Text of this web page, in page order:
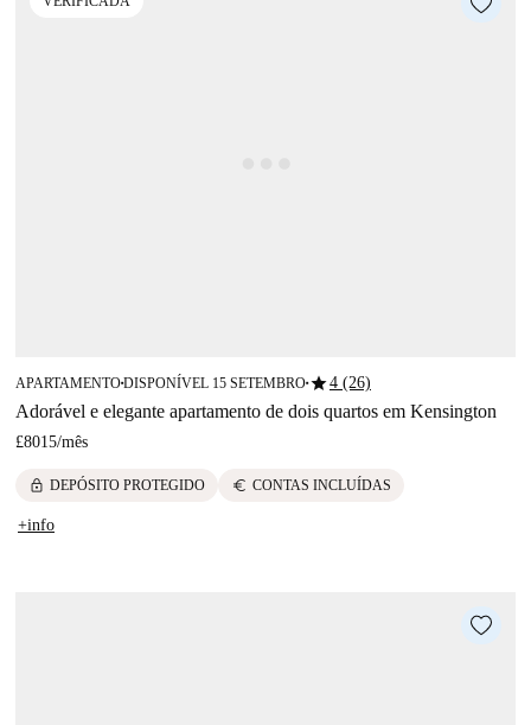
APARTAMENTO■DISPONÍVEL 15 SETEMBRO■star4 (26)
Adorável e elegante apartamento de dois quartos em Kensington
£8015/mês
lock DEPÓSITO PROTEGIDO euro CONTAS INCLUÍDAS
+info